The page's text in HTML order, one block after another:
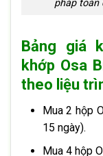
pháp toàn
Bảng giá
khớp Osa
theo liệu
Mua 2 hộp
15 ngày).
Mua 4 hộp